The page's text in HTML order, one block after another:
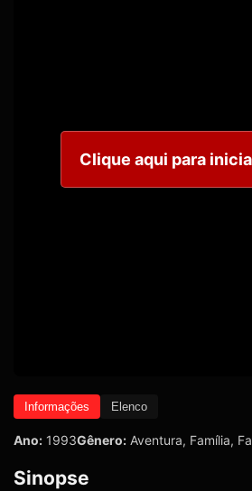
Clique aqui para
Informações Elenco
Ano: 1993Gênero: Aventura, Família,
Sinopse